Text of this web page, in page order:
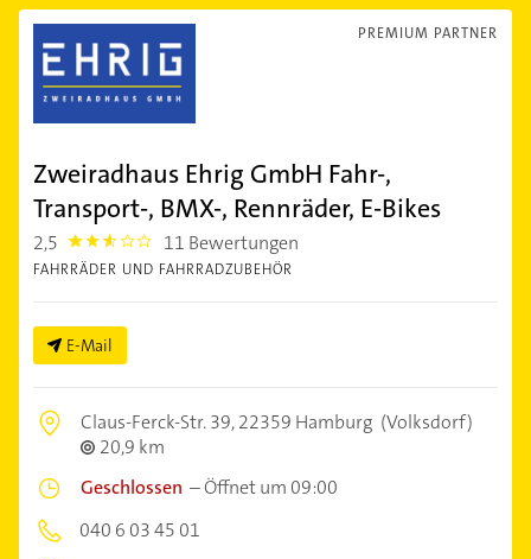
PREMIUM PARTNER
Zweiradhaus Ehrig GmbH Fahr-,
Transport-, BMX-, Rennräder, E-Bikes
2,5 2.5 11 Bewertungen
FAHRRÄDER UND FAHRRADZUBEHÖR
E-Mail
Claus-Ferck-Str. 39,22359 Hamburg (Volksdorf)
20,9 km
Geschlossen –Öffnet um 09:00
040 6 03 45 01